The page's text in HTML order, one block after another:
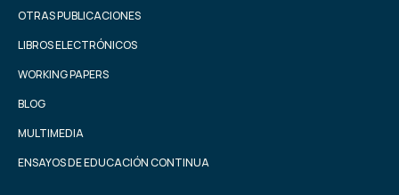
OTRAS PUBLICACIONES
LIBROS ELECTRÓNICOS
WORKING PAPERS
BLOG
MULTIMEDIA
ENSAYOS DE EDUCACIÓN CONTINUA